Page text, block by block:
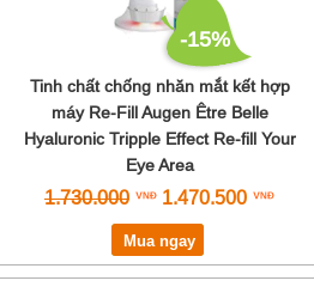
-15%
Tinh chất chống nhăn mắt kết hợp
máy Re-Fill Augen Être Belle
Hyaluronic Tripple Effect Re-fill Your
Eye Area
1.730.000 1.470.500
Mua ngay